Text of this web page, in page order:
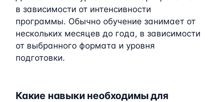
в зависимости от интенсивности
программы. Обычно обучение занимает от
нескольких месяцев до года, в зависимости
от выбранного формата и уровня
подготовки.
Какие навыки необходимы для